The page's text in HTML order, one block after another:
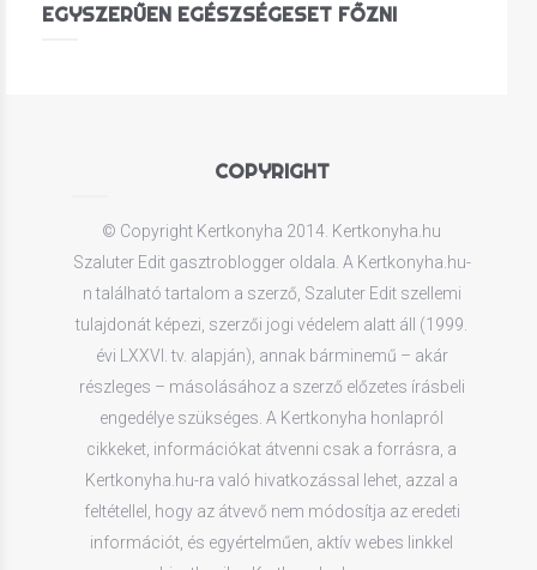
EGYSZERŰEN EGÉSZSÉGESET FŐZNI
COPYRIGHT
© Copyright Kertkonyha 2014. Kertkonyha.hu
Szaluter Edit gasztroblogger oldala. A Kertkonyha.hu-
n található tartalom a szerző, Szaluter Edit szellemi
tulajdonát képezi, szerzői jogi védelem alatt áll (1999.
évi LXXVI. tv. alapján), annak bárminemű – akár
részleges – másolásához a szerző előzetes írásbeli
engedélye szükséges. A Kertkonyha honlapról
cikkeket, információkat átvenni csak a forrásra, a
Kertkonyha.hu-ra való hivatkozással lehet, azzal a
feltétellel, hogy az átvevő nem módosítja az eredeti
információt, és egyértelműen, aktív webes linkkel